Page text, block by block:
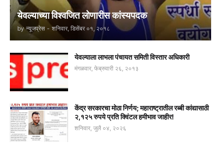
येवल्याच्या विश्वजित लोणारीस कांस्यपदक
by न्यूजप्रेस - शनिवार, डिसेंबर ०१, २०१८
येवल्याला लाभला पंचायत समिती विस्तार अधिकारी
मंगळवार, फेब्रुवारी २६, २०१३
केंद्र सरकारचा मोठा निर्णय; महाराष्ट्रातील रब्बी कांद्यासाठी
२,१२५ रुपये प्रति क्विंटल हमीभाव जाहीर!
शनिवार, जुलै ०४, २०२६